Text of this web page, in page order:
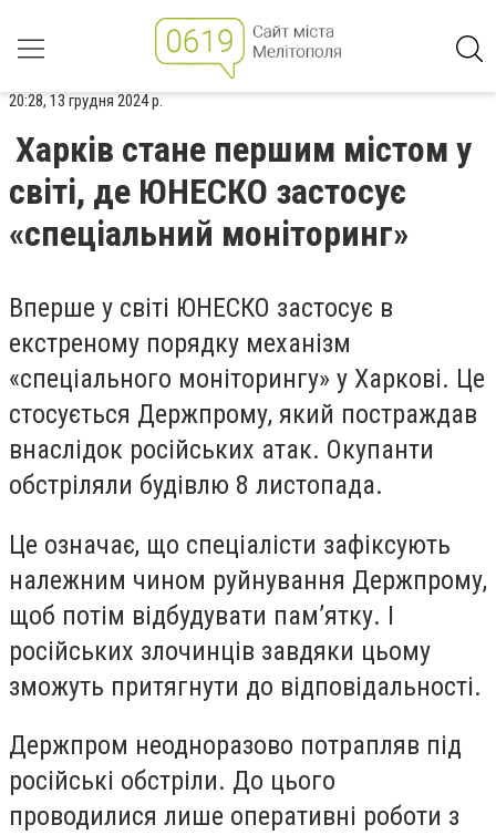
20:28, 13 грудня 2024 р.
Харків стане першим містом у
світі, де ЮНЕСКО застосує
«спеціальний моніторинг»
Вперше у світі ЮНЕСКО застосує в
екстреному порядку механізм
«спеціального моніторингу» у Харкові. Це
стосується Держпрому, який постраждав
внаслідок російських атак. Окупанти
обстріляли будівлю 8 листопада.
Це означає, що спеціалісти зафіксують
належним чином руйнування Держпрому,
щоб потім відбудувати памʼятку. І
російських злочинців завдяки цьому
зможуть притягнути до відповідальності.
Держпром неодноразово потрапляв під
російські обстріли. До цього
проводилися лише оперативні роботи з